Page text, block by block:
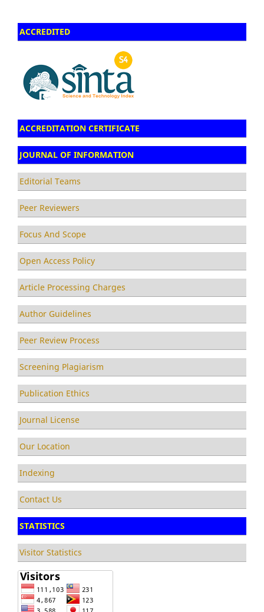
ACCREDITED
ACCREDITATION CERTIFICATE
JOURNAL OF INFORMATION
Editorial Teams
Peer Reviewers
Focus And Scope
Open Access Policy
Article Processing Charges
Author Guidelines
Peer Review Process
Screening Plagiarism
Publication Ethics
Journal License
Our Location
Indexing
Contact Us
STATISTICS
Visitor Statistics